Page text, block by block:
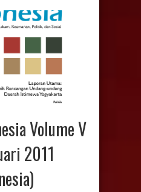
Volume V
2011